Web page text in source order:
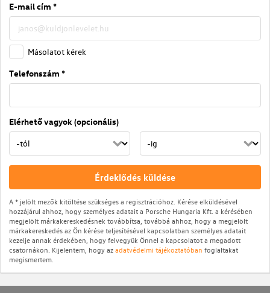
E-mail cím *
Másolatot kérek
Telefonszám *
Elérhető vagyok (opcionális)
Érdeklődés küldése
A * jelölt mezők kitöltése szükséges a regisztrációhoz. Kérése elküldésével
hozzájárul ahhoz, hogy személyes adatait a Porsche Hungaria Kft. a kérésében
megjelölt márkakereskedésnek továbbítsa, továbbá ahhoz, hogy a megjelölt
márkakereskedés az Ön kérése teljesítésével kapcsolatban személyes adatait
kezelje annak érdekében, hogy felvegyük Önnel a kapcsolatot a megadott
csatornákon. Kijelentem, hogy azadatvédelmi tájékoztatóban foglaltakat
megismertem.